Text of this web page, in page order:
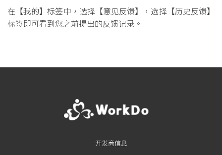
在【我的】标签中，选择【意见反馈】，选择【历史反馈】
标签即可看到您之前提出的反馈记录。
开发商信息